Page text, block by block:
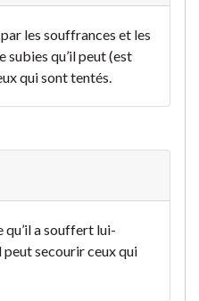
par les souffrances et les
subies qu’il peut (est
qui sont tentés.
qu’il a souffert lui-
secourir ceux qui